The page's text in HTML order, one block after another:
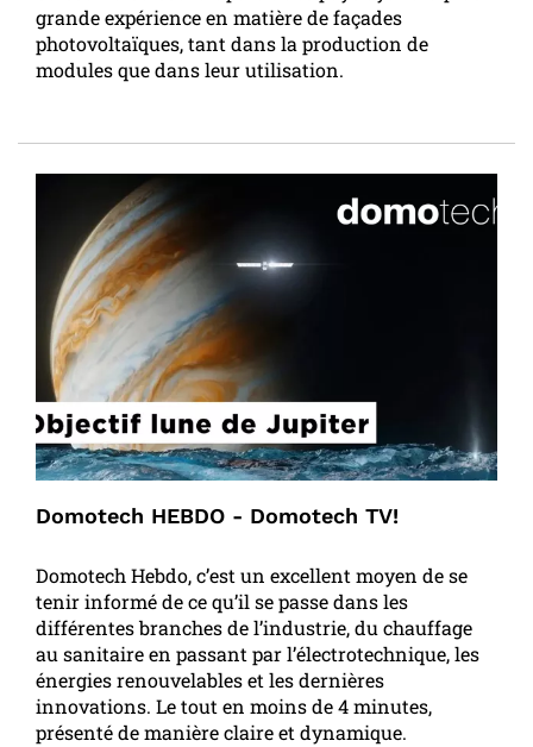
grande expérience en matière de façades
photovoltaïques, tant dans la production de
modules que dans leur utilisation.
Domotech HEBDO - Domotech TV!
Domotech Hebdo, c’est un excellent moyen de se
tenir informé de ce qu’il se passe dans les
différentes branches de l’industrie, du chauffage
au sanitaire en passant par l’électrotechnique, les
énergies renouvelables et les dernières
innovations. Le tout en moins de 4 minutes,
présenté de manière claire et dynamique.